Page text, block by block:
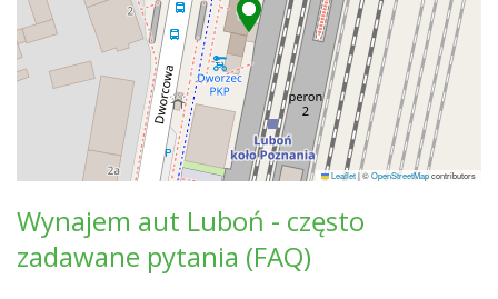
Leaflet|©OpenStreetMapcontributors
Wynajem aut Luboń - często
zadawane pytania (FAQ)